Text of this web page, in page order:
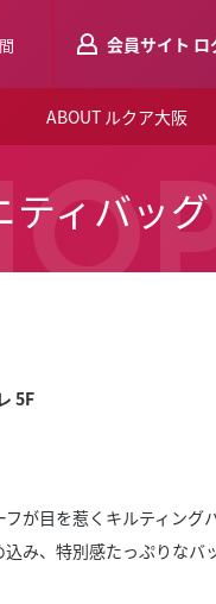
会員サイト ロ
ABOUT ルクア大阪
LUCUAメンバーズカード
会員登録はこちらから！
ア大阪について
カウント一覧
フ募集（長期で働きたい
ティバッグ
5F
が目を惹くキルティング
み、特別感たっぷりなバ